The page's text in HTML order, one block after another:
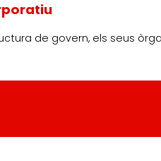
de govern, els seus